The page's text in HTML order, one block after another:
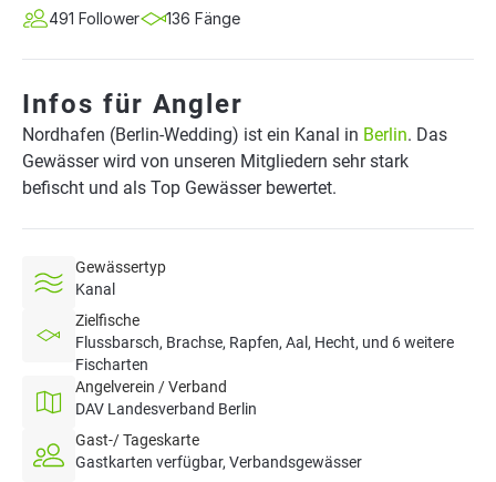
491 Follower 136 Fänge
Infos für Angler
Nordhafen (Berlin-Wedding) ist ein Kanal in Berlin. Das
Gewässer wird von unseren Mitgliedern sehr stark
befischt und als Top Gewässer bewertet.
Gewässertyp
Kanal
Zielfische
Flussbarsch, Brachse, Rapfen, Aal, Hecht, und 6 weitere
Fischarten
Angelverein / Verband
DAV Landesverband Berlin
Gast-/ Tageskarte
Gastkarten verfügbar, Verbandsgewässer